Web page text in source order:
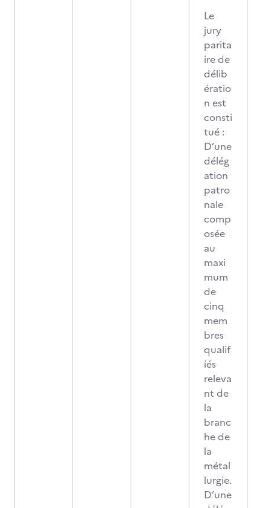
Le
jury
parita
ire de
délib
ératio
n est
consti
tué :
D’une
délég
ation
patro
nale
comp
osée
au
maxi
mum
de
cinq
mem
bres
qualif
iés
releva
nt de
la
branc
he de
la
métal
lurgie.
D’une